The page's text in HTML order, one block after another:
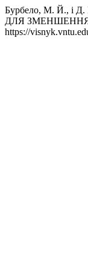
Бурбело, М. Й.,
ДЛЯ
https://